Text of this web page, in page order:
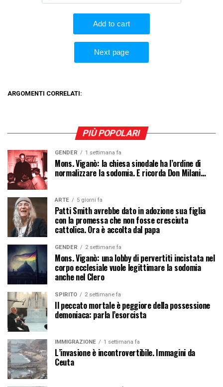
ARGOMENTI CORRELATI:
PIÙ POPOLARI
GENDER 1 settimana fa
Mons. Viganò: la chiesa sinodale ha l’ordine di
normalizzare la sodomia. E ricorda Don Milani…
ARTE 5 giorni fa
Patti Smith avrebbe dato in adozione sua figlia
con la promessa che non fosse cresciuta
cattolica. Ora è accolta dal papa
GENDER 2 settimane fa
Mons. Viganò: una lobby di pervertiti incistata nel
corpo ecclesiale vuole legittimare la sodomia
anche nel Clero
SPIRITO 2 settimane fa
Il peccato mortale è peggiore della possessione
demoniaca: parla l’esorcista
IMMIGRAZIONE 1 settimana fa
L’invasione è incontrovertibile. Immagini da
Ceuta